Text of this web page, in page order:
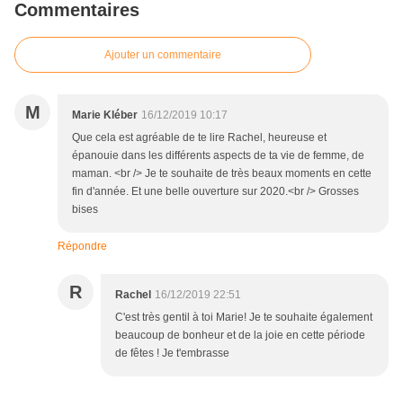
Commentaires
Ajouter un commentaire
M Marie Kléber 16/12/2019 10:17
Que cela est agréable de te lire Rachel, heureuse et
épanouie dans les différents aspects de ta vie de femme, de
maman. <br /> Je te souhaite de très beaux moments en cette
fin d'année. Et une belle ouverture sur 2020.<br /> Grosses
bises
Répondre
R Rachel 16/12/2019 22:51
C'est très gentil à toi Marie! Je te souhaite également
beaucoup de bonheur et de la joie en cette période
de fêtes ! Je t'embrasse